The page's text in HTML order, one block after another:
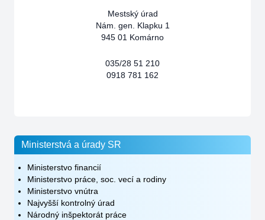
Ministerstvá a úrady SR
Ministerstvo financií
Ministerstvo práce, soc. vecí a rodiny
Ministerstvo vnútra
Najvyšší kontrolný úrad
Národný inšpektorát práce
Mestský úrad
Nám. gen. Klapku 1
945 01 Komárno
035/28 51 210
0918 781 162